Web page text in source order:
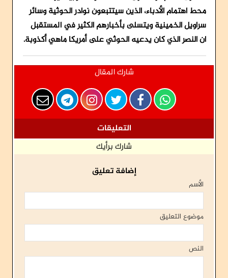
محط اهتمام الأدباء، الذين سيتتبعون نوادر الحوثية وسائر
سراويل الخمينية ويتسلى بأخبارهم الكثير في المستقبل
ان النصر الذي كان يدعيه الحوثي على أمريكا ماهي أكذوبة.
شارك المقال
التعليقات
شارك برأيك
إضافة تعليق
الأسم
موضوع التعليق
النص